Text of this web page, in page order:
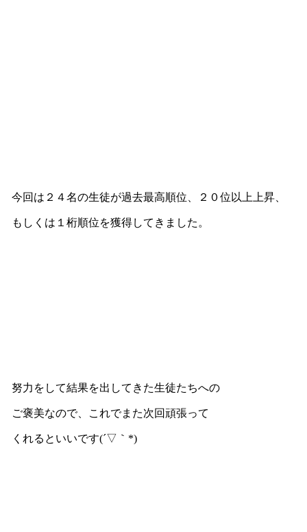
今回は２４名の生徒が過去最高順位、２０位以上上昇、
もしくは１桁順位を獲得してきました。
努力をして結果を出してきた生徒たちへの
ご褒美なので、これでまた次回頑張って
くれるといいです(´▽｀*)